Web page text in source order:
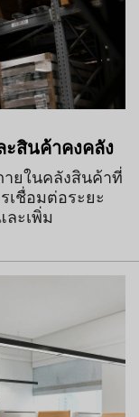
ะสินค้าคงคลัง
ยในคลังสินค้าที่
เชื่อมต่อระยะ
ะเพิ่ม